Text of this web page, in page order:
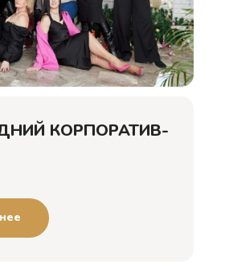
КОРПОРАТИВ-